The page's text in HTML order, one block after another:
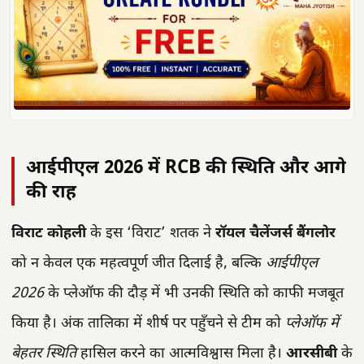
आईपीएल 2026 में RCB की स्थिति और आगे
की राह
विराट कोहलीके इस ‘विराट’ शतक नेरॉयल चैलेंजर्स बैंगलोर
को न केवल एक महत्वपूर्ण जीत दिलाई है, बल्कि आईपीएल
2026के प्लेऑफ की दौड़ में भी उनकी स्थिति को काफी मजबूत
किया है। अंक तालिका में शीर्ष पर पहुँचने से टीम को प्लेऑफ में
बेहतर स्थितिहासिल करने का आत्मविश्वास मिला है। आरसीबीके